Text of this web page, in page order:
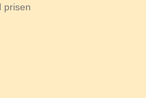
prisen